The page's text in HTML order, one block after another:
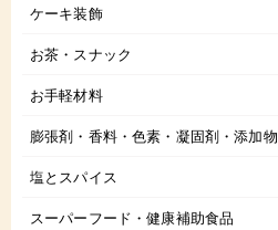
ケーキ装飾
お茶・スナック
お手軽材料
膨張剤・香料・色素・凝固剤・添加物
塩とスパイス
スーパーフード・健康補助食品